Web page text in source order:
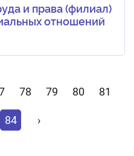
и права (филиал)
отношений
78 79 80 81
84 ›